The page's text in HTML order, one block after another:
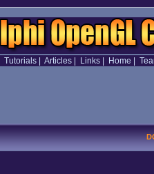
Tutorials| Articles| Links| Home